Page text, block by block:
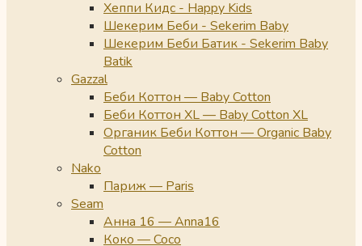
Хеппи Кидс - Happy Kids
Шекерим Беби - Sekerim Baby
Шекерим Беби Батик - Sekerim Baby
Batik
Gazzal
Беби Коттон — Baby Cotton
Беби Коттон XL — Baby Cotton XL
Органик Беби Коттон — Organic Baby
Cotton
Nako
Париж — Paris
Seam
Анна 16 — Anna16
Коко — Coco